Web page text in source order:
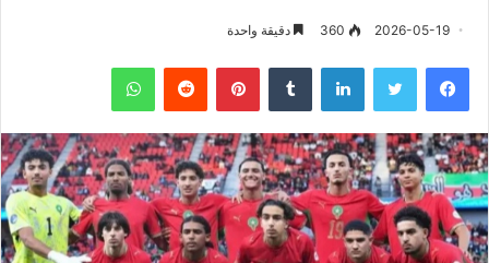
2026-05-19
360 دقيقة واحدة
فيسبوك لينكدإن بينتيريست